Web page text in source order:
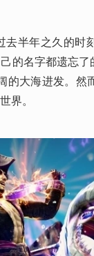
半年之久的时
的名字都遗忘了
的大海进发。
界。